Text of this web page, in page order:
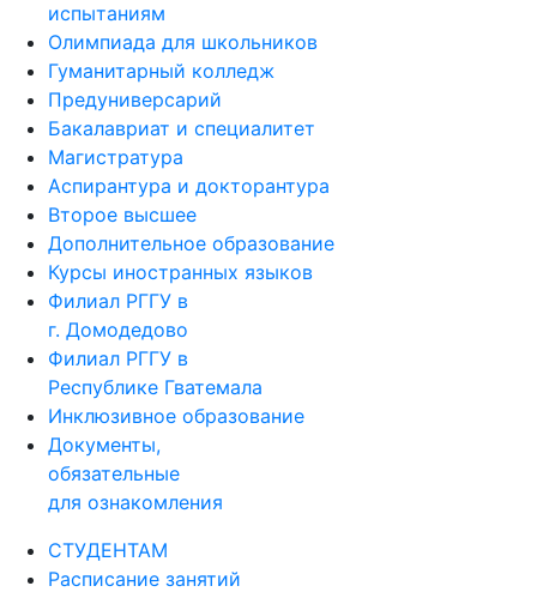
испытаниям
Олимпиада для школьников
Гуманитарный колледж
Предуниверсарий
Бакалавриат и специалитет
Магистратура
Аспирантура и докторантура
Второе высшее
Дополнительное образование
Курсы иностранных языков
Филиал РГГУ в
г. Домодедово
Филиал РГГУ в
Республике Гватемала
Инклюзивное образование
Документы,
обязательные
для ознакомления
СТУДЕНТАМ
Расписание занятий